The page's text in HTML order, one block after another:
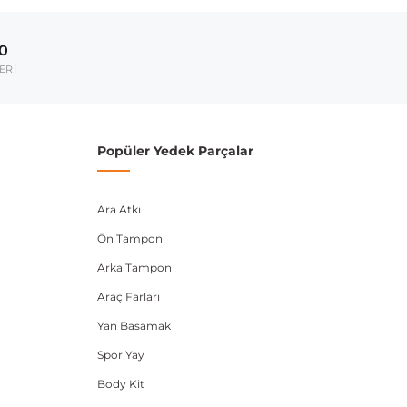
Popüler Yedek Parçalar
Ara Atkı
Ön Tampon
Arka Tampon
Araç Farları
Yan Basamak
Spor Yay
Body Kit